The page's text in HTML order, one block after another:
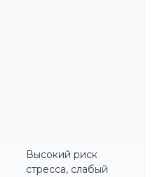
Высокий риск
стресса, слабый